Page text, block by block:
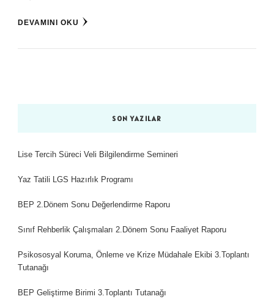
DEVAMINI OKU
SON YAZILAR
Lise Tercih Süreci Veli Bilgilendirme Semineri
Yaz Tatili LGS Hazırlık Programı
BEP 2.Dönem Sonu Değerlendirme Raporu
Sınıf Rehberlik Çalışmaları 2.Dönem Sonu Faaliyet Raporu
Psikososyal Koruma, Önleme ve Krize Müdahale Ekibi 3.Toplantı
Tutanağı
BEP Geliştirme Birimi 3.Toplantı Tutanağı